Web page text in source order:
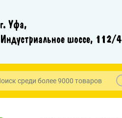
г. Уфа,
Индустриальное шоссе, 112/4